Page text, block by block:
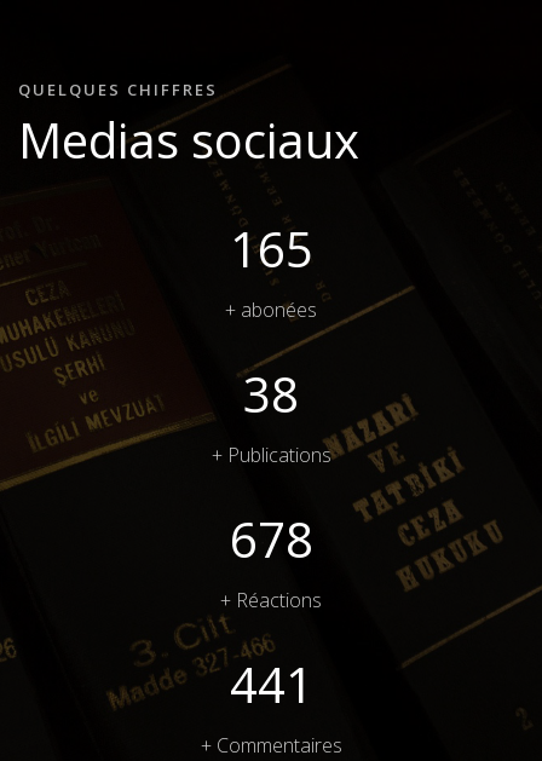
QUELQUES CHIFFRES
Medias sociaux
224
+ abonées
52
+ Publications
918
+ Réactions
597
+ Commentaires